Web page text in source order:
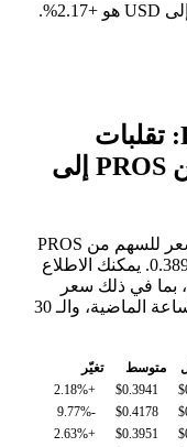
+2.17%
.
بيانات التحويل PROS/USD: تقلبات
القيمة وتغييرات الأسعار من PROS إلى
خلال الأيام السبعة الماضية، كان أعلى سعر للسهم من PROS
إلى USD هو $0.4748، وأدنى سعر هو $0.3894. يمكنك الاطلاع
بما في ذلك سعر
السهم من PROS إلى USD خلال الـ 24 ساعة الماضية، والـ 30
متوسط
تغيّر
$0.3941
+2.18%
$0.4178
-9.77%
$0.3951
+2.63%